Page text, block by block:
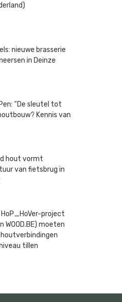
nieuwe brasserie
in Deinze
“De sleutel tot
Kennis van
hout vormt
van fietsbrug in
project
WOOD.BE) moeten
tillen